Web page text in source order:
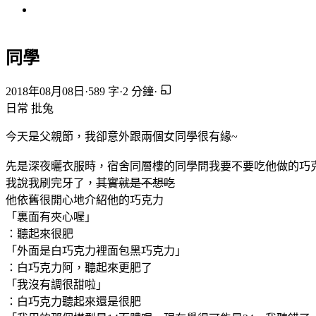
同學
2018年08月08日 ·589 字·2 分鐘·
日常 批兔
今天是父親節，我卻意外跟兩個女同學很有緣~
先是深夜曬衣服時，宿舍同層樓的同學問我要不要吃他做的巧
我說我刷完牙了， 其實就是不想吃
他依舊很開心地介紹他的巧克力
「裏面有夾心喔」
：聽起來很肥
「外面是白巧克力裡面包黑巧克力」
：白巧克力阿，聽起來更肥了
「我沒有調很甜啦」
：白巧克力聽起來還是很肥